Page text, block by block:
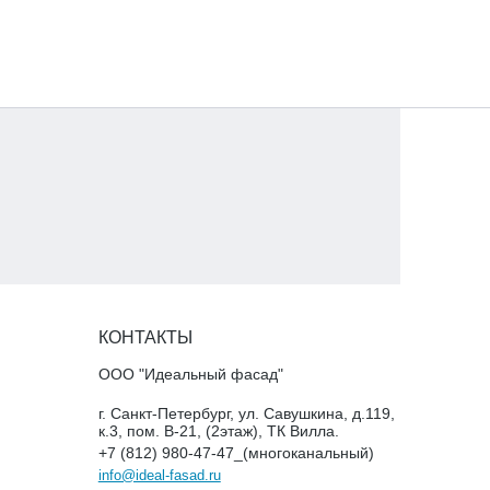
КОНТАКТЫ
ООО "Идеальный фасад"
г. Санкт-Петербург, ул. Савушкина, д.119,
к.3, пом. В-21, (2этаж), ТК Вилла.
+7 (812) 980-47-47_(многоканальный)
info@ideal-fasad.ru